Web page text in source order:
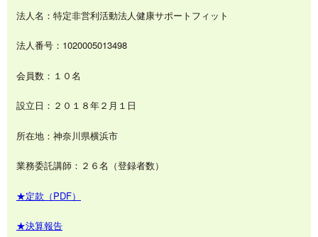
法人名：特定非営利活動法人健康サポートフィット
法人番号：1020005013498
会員数：１０名
設立日：２０１８年２月１日
所在地：神奈川県横浜市
業務委託講師：２６名（登録者数）
★定款（PDF）
★決算報告